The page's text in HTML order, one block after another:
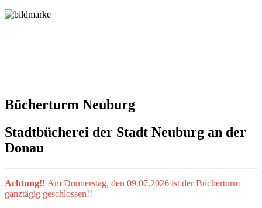
Bücherturm Neuburg
Stadtbücherei der Stadt Neuburg an der
Donau
Achtung!! Am Donnerstag, den 09.07.2026 ist der Bücherturm
ganztägig geschlossen!!